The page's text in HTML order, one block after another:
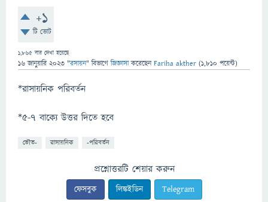
+1
টি ভোট
1,865 বার দেখা হয়েছে
16 জানুয়ারি 2023 "রসায়ন" বিভাগে জিজ্ঞাসাকরেছেনFariha akther (1,810 পয়েন্ট)
*রাসায়নিক পরিবর্তন
*৫-৭ বাক্যে উত্তর দিতে হবে
ভৌত- রাসায়নিক -পরিবর্তন
প্রশ্নোত্তরটি শেয়ার করুন
ফেসবুক লিঙ্কইডিন Telegram